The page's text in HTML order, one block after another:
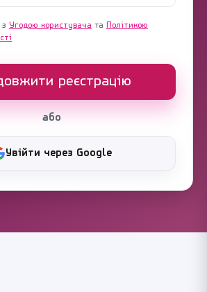
Угодою користувача та Політикою
реєстрацію
або
Увійти через Google